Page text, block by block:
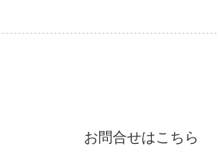
お問合せはこちら